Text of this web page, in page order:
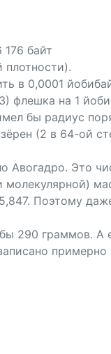
байт
плотности).
в 0,0001
флешка на 1
бы радиус
(2 в 64-ой
Авогадро. Это
Поэтому
290 граммов.